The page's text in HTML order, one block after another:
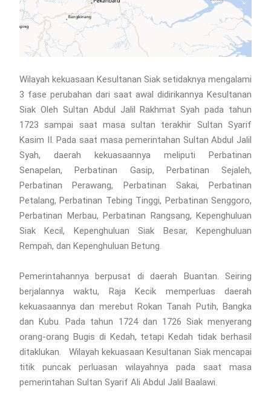
Wilayah kekuasaan Kesultanan Siak setidaknya mengalami
3 fase perubahan dari saat awal didirikannya Kesultanan
Siak Oleh Sultan Abdul Jalil Rakhmat Syah pada tahun
1723 sampai saat masa sultan terakhir Sultan Syarif
Kasim II. Pada saat masa pemerintahan Sultan Abdul Jalil
Syah, daerah kekuasaannya meliputi Perbatinan
Senapelan, Perbatinan Gasip, Perbatinan Sejaleh,
Perbatinan Perawang, Perbatinan Sakai, Perbatinan
Petalang, Perbatinan Tebing Tinggi, Perbatinan Senggoro,
Perbatinan Merbau, Perbatinan Rangsang, Kepenghuluan
Siak Kecil, Kepenghuluan Siak Besar, Kepenghuluan
Rempah, dan Kepenghuluan Betung.
Pemerintahannya berpusat di daerah Buantan. Seiring
berjalannya waktu, Raja Kecik memperluas daerah
kekuasaannya dan merebut Rokan Tanah Putih, Bangka
dan Kubu. Pada tahun 1724 dan 1726 Siak menyerang
orang-orang Bugis di Kedah, tetapi Kedah tidak berhasil
ditaklukan. Wilayah kekuasaan Kesultanan Siak mencapai
titik puncak perluasan wilayahnya pada saat masa
pemerintahan Sultan Syarif Ali Abdul Jalil Baalawi.